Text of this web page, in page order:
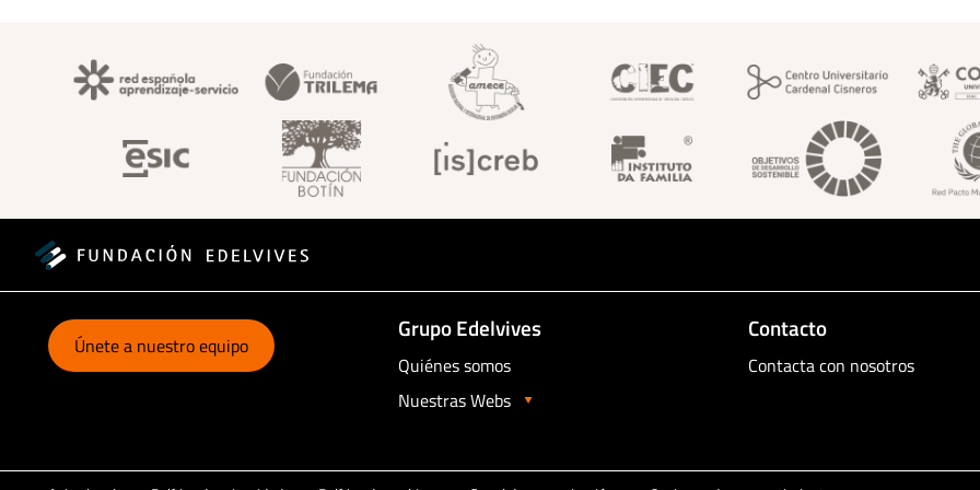
Footer superior
Únete a nuestro equipo
Grupo Edelvives
Quiénes somos
Nuestras Webs
Contacto
Contacta con nosotros